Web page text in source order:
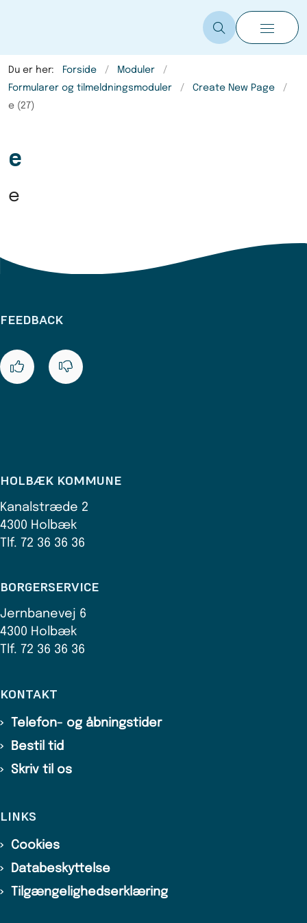
Du er her: Forside
Moduler
Formularer og tilmeldningsmoduler
Create New Page
e (27)
e
e
FEEDBACK
HOLBÆK KOMMUNE
Kanalstræde 2
4300 Holbæk
Tlf. 72 36 36 36
BORGERSERVICE
Jernbanevej 6
4300 Holbæk
Tlf. 72 36 36 36
KONTAKT
Telefon- og åbningstider
Bestil tid
Skriv til os
LINKS
Cookies
Databeskyttelse
Tilgængelighedserklæring